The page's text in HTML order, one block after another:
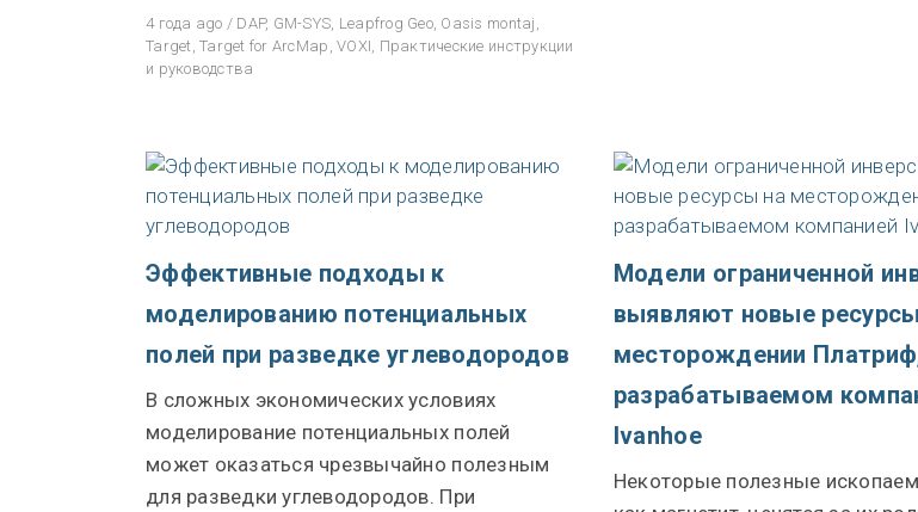
4 года ago / DAP, GM-SYS Leapfrog Geo, Oasis montaj
Target ,Target for ArcMap ,VOXI Практические инструкции
и руководства
Эффективные подходы к
моделированию потенциальных
полей при разведке углеводородов
В сложных экономических условиях
моделирование потенциальных полей
может оказаться чрезвычайно полезным
для разведки углеводородов. При
Модели ограниченной
выявляют новые
месторождении
разрабатываемом
Ivanhoe
Некоторые полезные